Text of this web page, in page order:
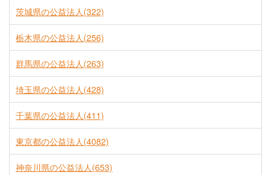
茨城県の公益法人(322)
栃木県の公益法人(256)
群馬県の公益法人(263)
埼玉県の公益法人(428)
千葉県の公益法人(411)
東京都の公益法人(4082)
神奈川県の公益法人(653)